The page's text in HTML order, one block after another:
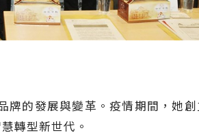
的發展與變革。疫情期間，她創
轉型新世代。